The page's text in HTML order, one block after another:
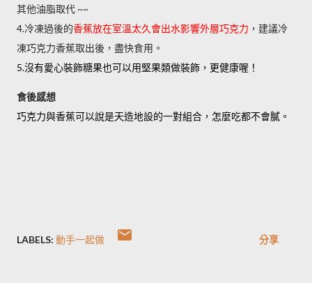
其他油脂取代 ~~
4.冷凍過後的香蕉放在室溫太久會出水影響外層巧克力 ，建議冷
凍巧克力香蕉取出後，盡快食用。
5.沒有愛心裝飾糖果也可以用堅果類做裝飾，更健康喔！
食後感想
巧克力與香蕉可以說是天造地設的一對組合，怎麼吃都不會膩。
LABELS: 動手一起做 分享